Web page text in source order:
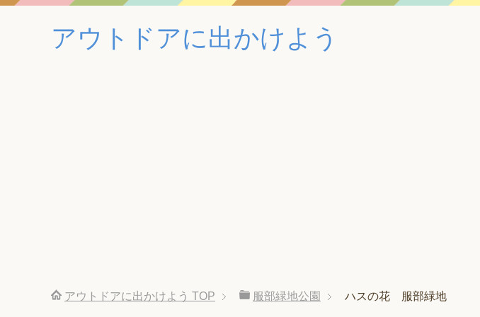
アウトドアに出かけよう
アウトドアに出かけよう TOP 服部緑地公園 ハスの花 服部緑地